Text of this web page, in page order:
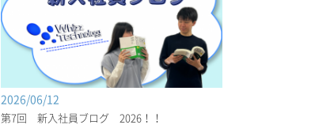
2026/06/12
第7回 新入社員ブログ 2026！！